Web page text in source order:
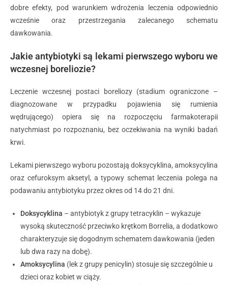
dobre efekty, pod warunkiem wdrożenia leczenia odpowiednio
wcześnie oraz przestrzegania zalecanego schematu
dawkowania.
Jakie antybiotyki są lekami pierwszego wyboru we
wczesnej boreliozie?
Leczenie wczesnej postaci boreliozy (stadium ograniczone –
diagnozowane w przypadku pojawienia się rumienia
wędrującego) opiera się na rozpoczęciu farmakoterapii
natychmiast po rozpoznaniu, bez oczekiwania na wyniki badań
krwi.
Lekami pierwszego wyboru pozostają doksycyklina, amoksycylina
oraz cefuroksym aksetyl, a typowy schemat leczenia polega na
podawaniu antybiotyku przez okres od 14 do 21 dni.
Doksycyklina – antybiotyk z grupy tetracyklin – wykazuje
wysoką skuteczność przeciwko krętkom Borrelia, a dodatkowo
charakteryzuje się dogodnym schematem dawkowania (jeden
lub dwa razy na dobę).
Amoksycylina (lek z grupy penicylin) stosuje się szczególnie u
dzieci oraz kobiet w ciąży.